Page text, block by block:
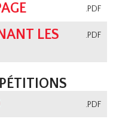
.PDF
.PDF
LES
.PDF